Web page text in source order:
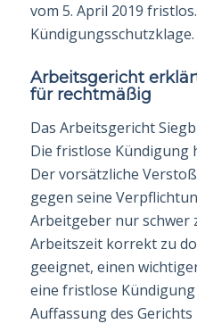
vom 5. April 2019
Kündigungsschutzklage.
Arbeitsgericht
für rechtmäßig
Das Arbeitsgericht
Die fristlose
Der vorsätzliche
gegen seine
Arbeitgeber nur schwer
Arbeitszeit korrekt zu
geeignet, einen
eine fristlose
Auffassung des